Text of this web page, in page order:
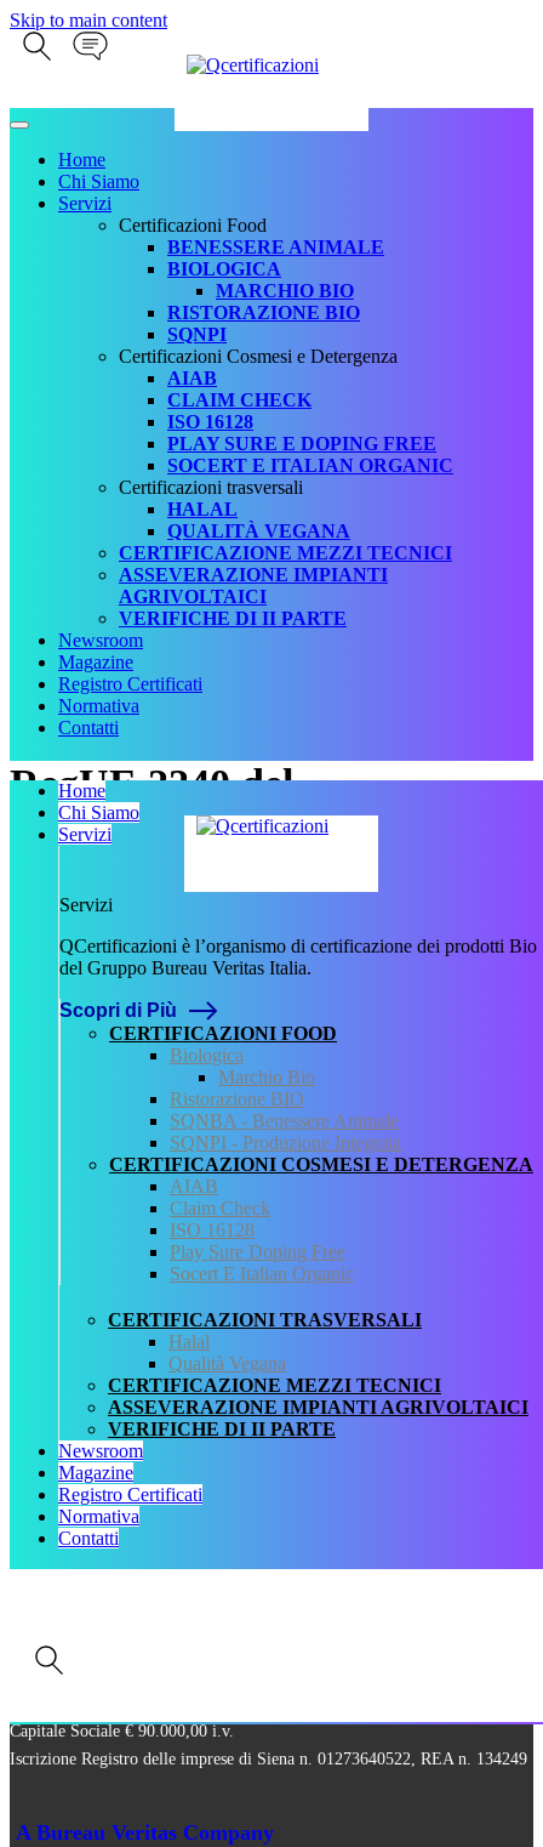
Skip to main content
Home
Chi Siamo
Servizi
Certificazioni Food
BENESSERE ANIMALE
BIOLOGICA
MARCHIO BIO
RISTORAZIONE BIO
SQNPI
Certificazioni Cosmesi e Detergenza
AIAB
CLAIM CHECK
ISO 16128
PLAY SURE E DOPING FREE
SOCERT E ITALIAN ORGANIC
Certificazioni trasversali
HALAL
QUALITÀ VEGANA
CERTIFICAZIONE MEZZI TECNICI
ASSEVERAZIONE IMPIANTI
AGRIVOLTAICI
VERIFICHE DI II PARTE
Newsroom
Magazine
Registro Certificati
Normativa
Contatti
Home
Chi Siamo
Servizi
Servizi
QCertificazioni è l’organismo di certificazione dei prodotti Bio
del Gruppo Bureau Veritas Italia.
Scopri di Più
CERTIFICAZIONI FOOD
Biologica
Marchio Bio
Ristorazione BIO
SQNBA - Benessere Animale
SQNPI - Produzione Integrata
CERTIFICAZIONI COSMESI E DETERGENZA
AIAB
Claim Check
ISO 16128
Play Sure Doping Free
Socert E Italian Organic
CERTIFICAZIONI TRASVERSALI
Halal
Qualità Vegana
CERTIFICAZIONE MEZZI TECNICI
ASSEVERAZIONE IMPIANTI AGRIVOLTAICI
VERIFICHE DI II PARTE
Newsroom
Magazine
Registro Certificati
Normativa
Contatti
RegUE 2240 del
20_10_2022.pdf
Scritto da
2023.
CHI SIAMO
REGISTRO CERTIFICATI
NORMATIVA
AREA DOWNLOAD
POLITICA QHSE
CONTATTI
AIAB
BIOLOGICA
HALAL
ISO 16128
MEZZI TECNICI
QUALITÀ VEGANA
RISTORAZIONE BIO
SQNPI
Via Paolo Frajese, 37 – 53100 Siena
tel. +39 0577 327234 - fax +39 0577 329907 -
Capitale Sociale € 90.000,00 i.v.
Iscrizione Registro delle imprese di Siena n. 01273640522, REA n. 134249
A Bureau Veritas Company